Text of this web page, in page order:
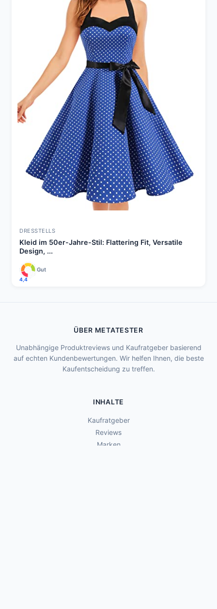
DRESSTELLS
Kleid im 50er-Jahre-Stil: Flattering Fit, Versatile
Design, ...
4,4
Gut
ÜBER METATESTER
Unabhängige Produktreviews und Kaufratgeber basierend
auf echten Kundenbewertungen. Wir helfen Ihnen, die beste
Kaufentscheidung zu treffen.
INHALTE
Kaufratgeber
Reviews
Marken